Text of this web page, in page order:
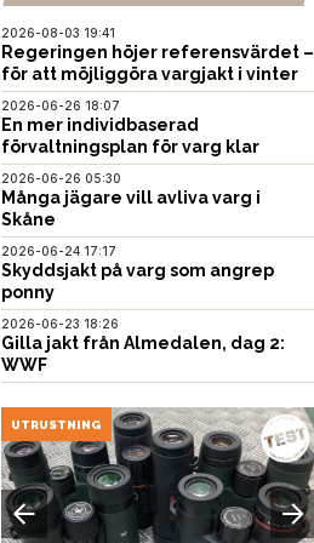
2026-08-03 19:41
Regeringen höjer referensvärdet –
för att möjliggöra vargjakt i vinter
2026-06-26 18:07
En mer individbaserad
förvaltningsplan för varg klar
2026-06-26 05:30
Många jägare vill avliva varg i
Skåne
2026-06-24 17:17
Skyddsjakt på varg som angrep
ponny
2026-06-23 18:26
Gilla jakt från Almedalen, dag 2:
WWF
UTRUSTNING